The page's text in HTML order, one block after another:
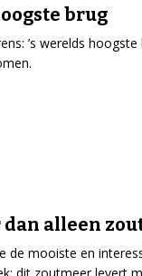
brug
’s werelds hoogste
dan alleen
de mooiste en